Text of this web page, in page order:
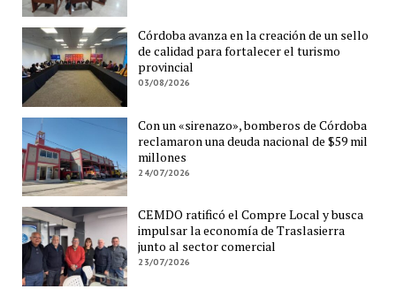
Córdoba avanza en la creación de un sello
de calidad para fortalecer el turismo
provincial
03/08/2026
Con un «sirenazo», bomberos de Córdoba
reclamaron una deuda nacional de $59 mil
millones
24/07/2026
CEMDO ratificó el Compre Local y busca
impulsar la economía de Traslasierra
junto al sector comercial
23/07/2026